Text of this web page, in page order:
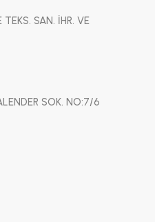
SAN. İHR. VE
SOK. NO:7/6